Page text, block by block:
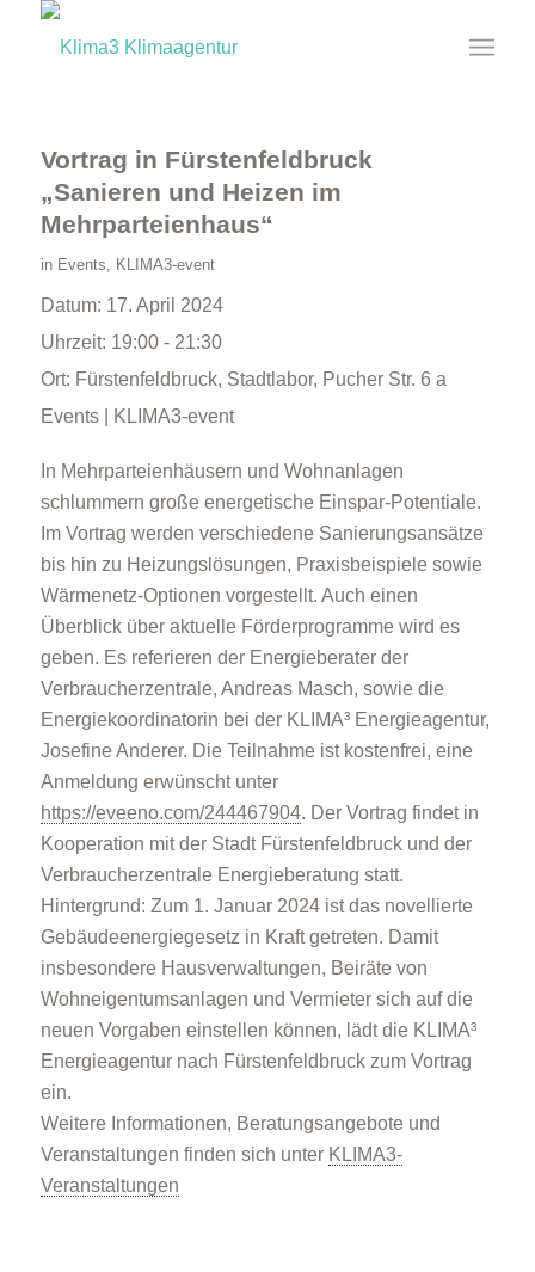
Vortrag in Fürstenfeldbruck
„Sanieren und Heizen im
Mehrparteienhaus“
in Events, KLIMA3-event
Datum: 17. April 2024
Uhrzeit: 19:00 - 21:30
Ort: Fürstenfeldbruck, Stadtlabor, Pucher Str. 6 a
Events | KLIMA3-event
In Mehrparteienhäusern und Wohnanlagen
schlummern große energetische Einspar-Potentiale.
Im Vortrag werden verschiedene Sanierungsansätze
bis hin zu Heizungslösungen, Praxisbeispiele sowie
Wärmenetz-Optionen vorgestellt. Auch einen
Überblick über aktuelle Förderprogramme wird es
geben. Es referieren der Energieberater der
Verbraucherzentrale, Andreas Masch, sowie die
Energiekoordinatorin bei der KLIMA³ Energieagentur,
Josefine Anderer. Die Teilnahme ist kostenfrei, eine
Anmeldung erwünscht unter
https://eveeno.com/244467904. Der Vortrag findet in
Kooperation mit der Stadt Fürstenfeldbruck und der
Verbraucherzentrale Energieberatung statt.
Hintergrund: Zum 1. Januar 2024 ist das novellierte
Gebäudeenergiegesetz in Kraft getreten. Damit
insbesondere Hausverwaltungen, Beiräte von
Wohneigentumsanlagen und Vermieter sich auf die
neuen Vorgaben einstellen können, lädt die KLIMA³
Energieagentur nach Fürstenfeldbruck zum Vortrag
ein.
Weitere Informationen, Beratungsangebote und
Veranstaltungen finden sich unter KLIMA3-
Veranstaltungen